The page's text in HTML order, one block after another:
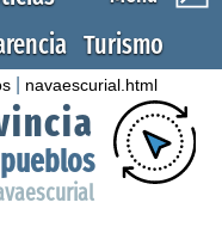
Turismo
navaescurial.html